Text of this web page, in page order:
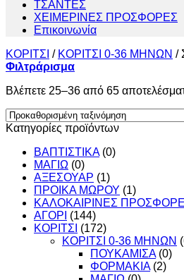
ΤΣΑΝΤΕΣ
ΧΕΙΜΕΡΙΝΕΣ ΠΡΟΣΦΟΡΕΣ
Επικοινωνία
ΚΟΡΙΤΣΙ / ΚΟΡΙΤΣΙ 0-36 ΜΗΝΩΝ /
Φιλτράρισμα
Βλέπετε 25–36 από 65
Κατηγορίες προϊόντων
ΒΑΠΤΙΣΤΙΚΑ (0)
ΜΑΓΙΩ (0)
ΑΞΕΣΟΥΑΡ (1)
ΠΡΟΙΚΑ ΜΩΡΟΥ (1)
ΚΑΛΟΚΑΙΡΙΝΕΣ
ΑΓΟΡΙ (144)
ΚΟΡΙΤΣΙ (172)
ΚΟΡΙΤΣΙ 0-36 ΜΗΝΩΝ
ΠΟΥΚΑΜΙΣΑ (0)
ΦΟΡΜΑΚΙΑ (2)